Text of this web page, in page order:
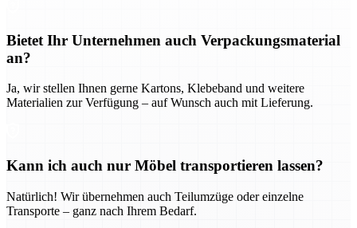
Bietet Ihr Unternehmen auch Verpackungsmaterial
an?
Ja, wir stellen Ihnen gerne Kartons, Klebeband und weitere
Materialien zur Verfügung – auf Wunsch auch mit Lieferung.
Kann ich auch nur Möbel transportieren lassen?
Natürlich! Wir übernehmen auch Teilumzüge oder einzelne
Transporte – ganz nach Ihrem Bedarf.